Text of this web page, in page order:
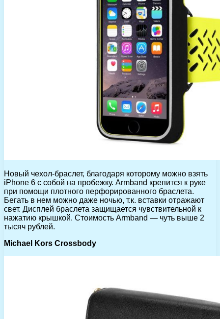
Новый чехол-браслет, благодаря которому можно взять
iPhone 6 с собой на пробежку. Armband крепится к руке
при помощи плотного перфорированного браслета.
Бегать в нем можно даже ночью, т.к. вставки отражают
свет. Дисплей браслета защищается чувствительной к
нажатию крышкой. Стоимость Armband — чуть выше 2
тысяч рублей.
Michael Kors Crossbody